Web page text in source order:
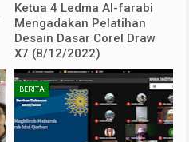
Ketua 4 Ledma Al-farabi
Mengadakan Pelatihan
Desain Dasar Corel Draw
X7 (8/12/2022)
BERITA